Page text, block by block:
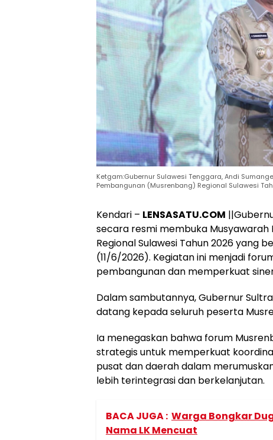
Ketgam:Gubernur Sulawesi Tenggara, Andi
Pembangunan (Musrenbang) Regional Sulawesi
Kendari – LENSASATU.COM
secara resmi membuka
Regional Sulawesi Tahun 2026 yang
(11/6/2026). Kegiatan ini menjadi
pembangunan dan memperkuat
Dalam sambutannya, Gubernur
datang kepada seluruh peserta
Ia menegaskan bahwa forum
strategis untuk memperkuat
pusat dan daerah dalam
lebih terintegrasi dan berkelanjutan.
BACA JUGA : Warga Bongkar
Nama LK Mencuat